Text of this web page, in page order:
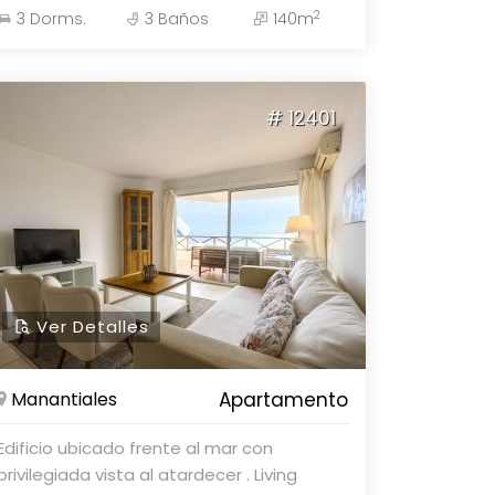
Terraza lavadero - Estacionamiento:
con nuestros asesores en Parolin &
3 Dorms. 3 Baños 140m2
# 12401
Ver Detalles
Manantiales Apartamento
ubicado frente al mar con
vista al atardecer . Living